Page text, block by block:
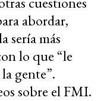
abordar,
sería más
lo que “le
gente”.
sobre el FMI.